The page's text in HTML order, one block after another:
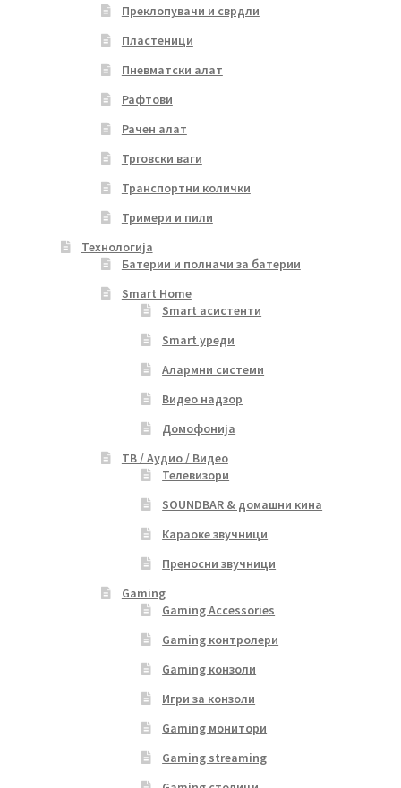
Преклопувачи и сврдли
Пластеници
Пневматски алат
Рафтови
Рачен алат
Трговски ваги
Транспортни колички
Тримери и пили
Технологија
Батерии и полначи за батерии
Smart Home
Smart асистенти
Smart уреди
Алармни системи
Видео надзор
Домофонија
ТВ / Аудио / Видео
Телевизори
SOUNDBAR & домашни кина
Караоке звучници
Преносни звучници
Gaming
Gaming Accessories
Gaming контролери
Gaming конзоли
Игри за конзоли
Gaming монитори
Gaming streaming